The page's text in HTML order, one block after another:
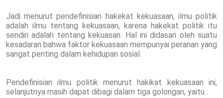
Jadi menurut pendefinisian hakekat kekuasaan, ilmu politik
adalah ilmu tentang kekuasaan, karena hakekat politik itu
sendiri adalah tentang kekuasan. Hal ini didasari oleh suatu
kesadaran bahwa faktor kekuasaan mempunyai peranan yang
sangat penting dalam kehidupan sosial.
Pendefinisian ilmu politik menurut hakikat kekuasaan ini,
selanjutnya masih dapat dibagi dalam tiga golongan, yaitu :